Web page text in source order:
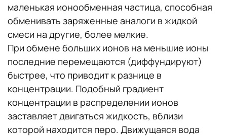
маленькая ионообменная частица, способная
обменивать заряженные аналоги в жидкой
смеси на другие, более мелкие.
При обмене больших ионов на меньшие ионы
последние перемещаются (диффундируют)
быстрее, что приводит к разнице в
концентрации. Подобный градиент
концентрации в распределении ионов
заставляет двигаться жидкость, вблизи
которой находится перо. Движущаяся вода